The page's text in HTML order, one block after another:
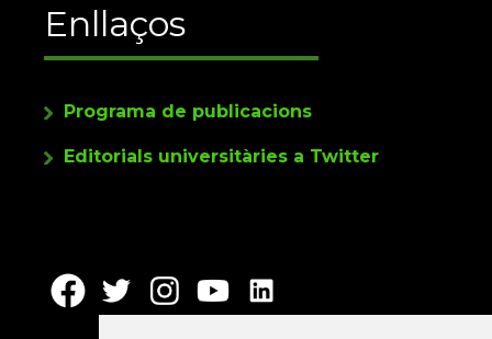
Enllaços
Programa de publicacions
Editorials universitàries a Twitter